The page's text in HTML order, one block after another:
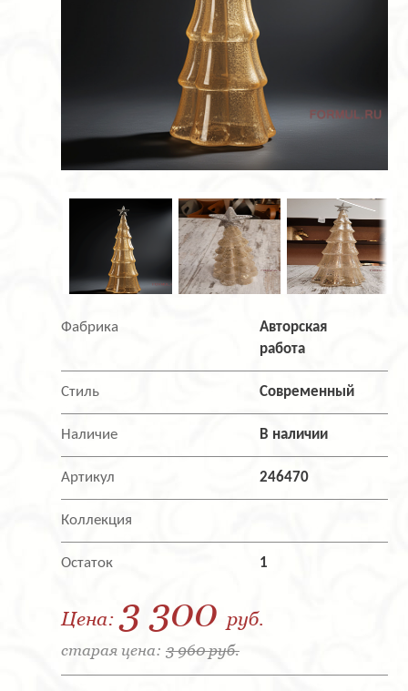
Фабрика
Авторская
работа
Стиль Современный
Наличие В наличии
Артикул 246470
Коллекция
Остаток 1
Цена: 3 300 руб.
старая цена: 3 960 руб.